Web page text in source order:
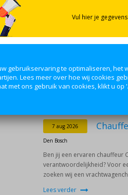
Den Bosch
zoeken wij een gemotiveerde
Solliciteer direct
7 aug 2026
Den Bosch
Ben jij een ervaren chauffeur
verantwoordelijkheid? Voor
zoeken wij een
Lees verder